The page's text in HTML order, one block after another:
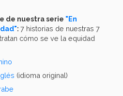
de nuestra serie "En
: 7 historias de nuestras 7
cómo se ve la equidad
(idioma original)